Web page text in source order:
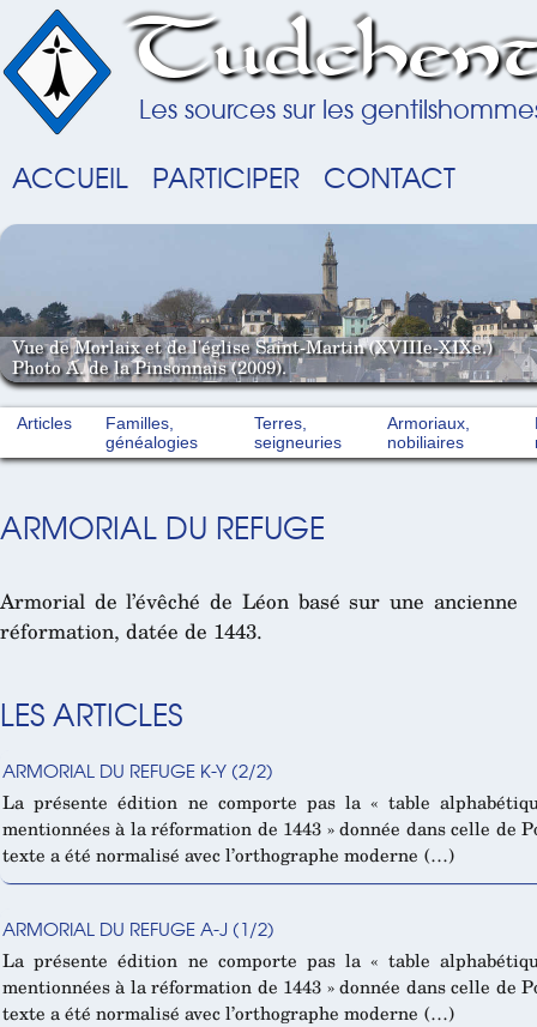
Les sources sur les
ACCUEIL PARTICIPER CONTACT
Vue de Morlaix et de l'église Saint-Martin (XVIIIe-XIXe.)
Photo A. de la Pinsonnais (2009).
Articles
Familles,
généalogies
Terres,
seigneuries
Armoriaux,
nobiliaires
ARMORIAL DU REFUGE
Armorial de l’évêché de Léon basé sur une ancienne
réformation, datée de 1443.
LES ARTICLES
ARMORIAL DU REFUGE K-Y (2/2)
La présente édition ne comporte pas la « table
mentionnées à la réformation de 1443 » donnée dans celle de
texte a été normalisé avec l’orthographe moderne (…)
ARMORIAL DU REFUGE A-J (1/2)
La présente édition ne comporte pas la « table
mentionnées à la réformation de 1443 » donnée dans celle de
texte a été normalisé avec l’orthographe moderne (…)